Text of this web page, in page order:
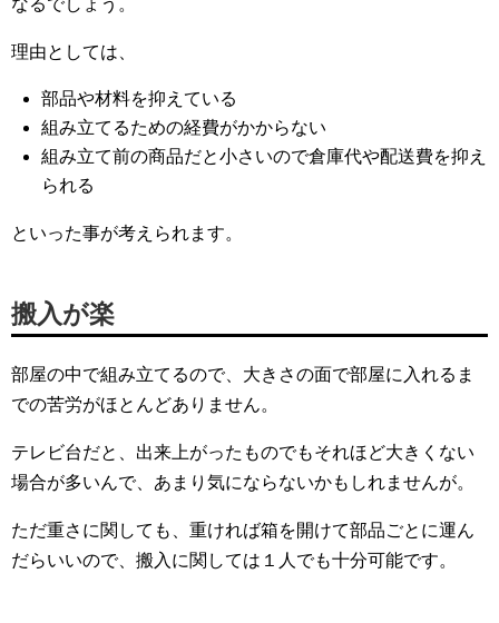
なるでしょう。
理由としては、
部品や材料を抑えている
組み立てるための経費がかからない
組み立て前の商品だと小さいので倉庫代や配送費を抑え
られる
といった事が考えられます。
搬入が楽
部屋の中で組み立てるので、大きさの面で部屋に入れるま
での苦労がほとんどありません。
テレビ台だと、出来上がったものでもそれほど大きくない
場合が多いんで、あまり気にならないかもしれませんが。
ただ重さに関しても、重ければ箱を開けて部品ごとに運ん
だらいいので、搬入に関しては１人でも十分可能です。